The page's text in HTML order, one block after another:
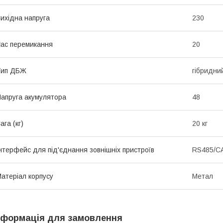
напруга 230
перемикання 20
ДБЖ
акумулятора 48
(кг) 20 кг
для під'єднання зовнішніх пристроїв RS485/
корпусу Метал
для замовлення